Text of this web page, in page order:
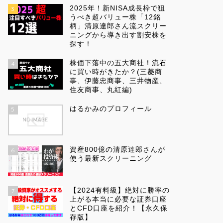
3
2025年！新NISA成長枠で狙
うべき超バリュー株「12銘
柄」清原達郎さん流スクリー
ニングから導き出す割安株を
探す！
4
株価下落中の五大商社！流石
に買い時がきたか？(三菱商
事、伊藤忠商事、三井物産、
住友商事、丸紅編)
5 はるかみのプロフィール
6
資産800億の清原達郎さんが
使う最新スクリーニング
7
【2024有料級】絶対に勝率の
上がる本当に必要な証券口座
とCFD口座を紹介！【永久保
存版】